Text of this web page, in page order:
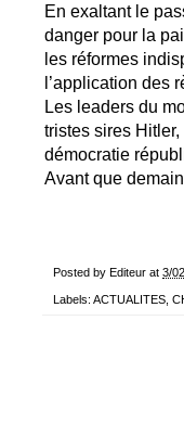
En exaltant le
danger pour la
les réformes
l’application des
Les leaders du
tristes sires
démocratie
Avant que
Posted by Editeur at 3/
Labels: ACTUALITES